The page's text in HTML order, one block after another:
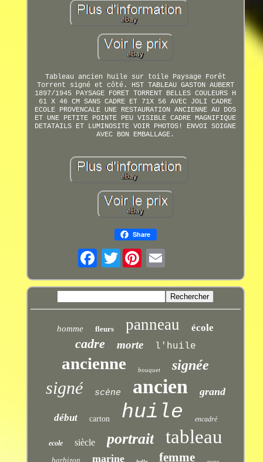
Tableau ancien huile sur toile Paysage Forêt
Torrent signé et côté. HST TABLEAU GASTON AUBERT
1897/1945 PAYSAGE FORET TORRENT BELLES COULEURS H
61 X 46 CM SANS CADRE ET 71X 56 AVEC JOLI CADRE
ECOLE PROVENCALE UNE RESTAURATION ANCIENNE AU DOS
ET UNE PETITE POINTE PEU VISIBLE CADRE MAGNIFIQUE
DETATAILS ET LUMINOSITE VOIR PHOTOS! ENVOI SOIGNE
AVEC BON EMBALLAGE.
Share
Twitter
homme fleurs panneau école
cadre morte l'huile
ancienne bouquet signée
signé scène ancien grand
début carton huile encadré
ecole siècle portrait tableau
barbizon marine femme